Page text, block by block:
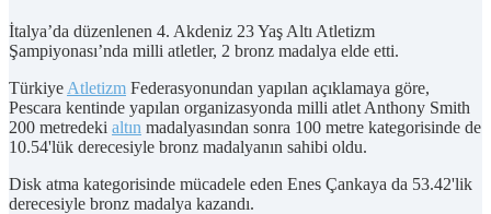
İtalya’da düzenlenen 4. Akdeniz 23 Yaş Altı Atletizm
Şampiyonası’nda milli atletler, 2 bronz madalya elde etti.
Türkiye Atletizm Federasyonundan yapılan açıklamaya göre,
Pescara kentinde yapılan organizasyonda milli atlet Anthony Smith
200 metredeki altın madalyasından sonra 100 metre kategorisinde de
10.54'lük derecesiyle bronz madalyanın sahibi oldu.
Disk atma kategorisinde mücadele eden Enes Çankaya da 53.42'lik
derecesiyle bronz madalya kazandı.